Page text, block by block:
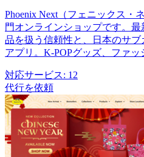
Phoenix Next（フェニックス
門オンラインショップです。
品を扱う信頼性と、日本のサ
アプリ。K-POPグッズ、ファ
対応サービス: 12
代行を依頼